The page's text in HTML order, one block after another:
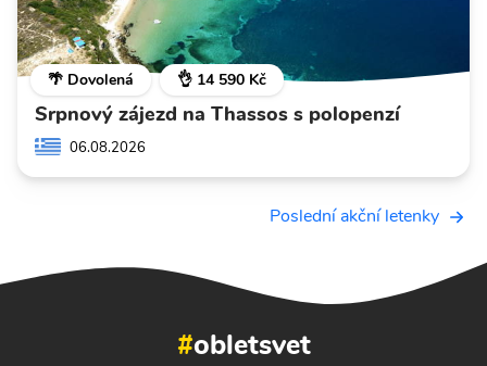
🌴 Dovolená 👌 14 590 Kč
Srpnový zájezd na Thassos s polopenzí
06.08.2026
Poslední akční letenky
#obletsvet